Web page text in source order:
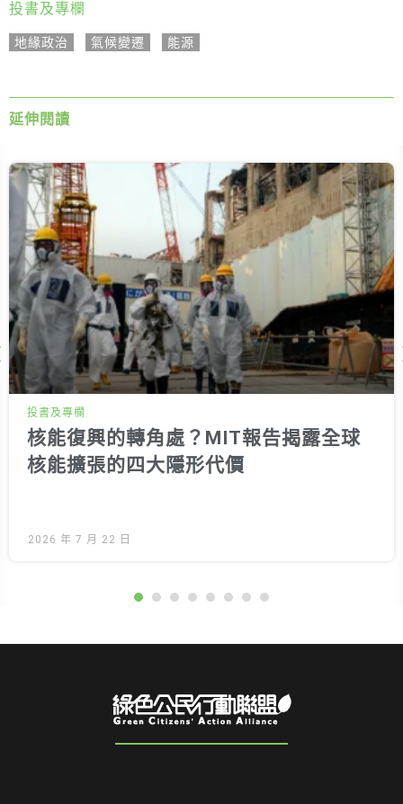
投書及專欄
地緣政治 氣候變遷 能源
延伸閱讀
投書及專欄
核能復興的轉角處？MIT報告揭露全球
核能擴張的四大隱形代價
2026 年 7 月 22 日
Next